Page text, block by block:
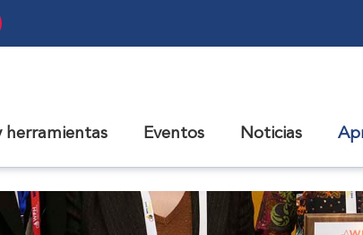
herramientas Eventos Noticias